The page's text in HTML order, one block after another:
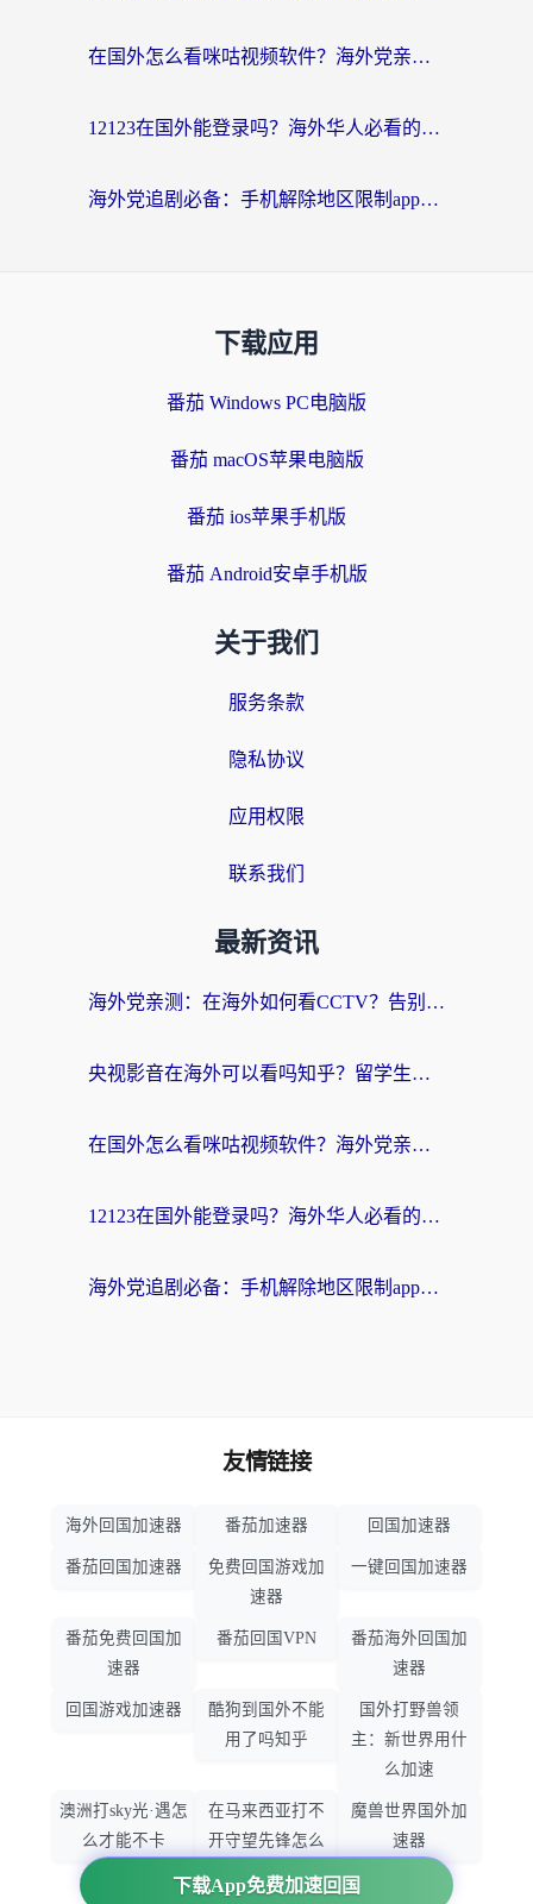
在国外怎么看咪咕视频软件？海外党亲测有效的回国加速方案
12123在国外能登录吗？海外华人必看的回国加速实用指南
海外党追剧必备：手机解除地区限制app怎么选？解决央视视频&国内剧地区限制全指南
下载应用
番茄 Windows PC电脑版
番茄 macOS苹果电脑版
番茄 ios苹果手机版
番茄 Android安卓手机版
关于我们
服务条款
隐私协议
应用权限
联系我们
最新资讯
海外党亲测：在海外如何看CCTV？告别“仅限大陆播放”的实用指南
央视影音在海外可以看吗知乎？留学生亲测：3步解决地域限制+追剧自由
在国外怎么看咪咕视频软件？海外党亲测有效的回国加速方案
12123在国外能登录吗？海外华人必看的回国加速实用指南
海外党追剧必备：手机解除地区限制app怎么选？解决央视视频&国内剧地区限制全指南
下载App免费加速回国
友情链接
海外回国加速器 番茄加速器 回国加速器
番茄回国加速器
免费回国游戏加
速器
一键回国加速器
番茄免费回国加
速器
番茄回国VPN
番茄海外回国加
速器
回国游戏加速器
酷狗到国外不能
用了吗知乎
国外打野兽领
主：新世界用什
么加速
澳洲打sky光·遇怎
么才能不卡
在马来西亚打不
开守望先锋怎么
办
魔兽世界国外加
速器